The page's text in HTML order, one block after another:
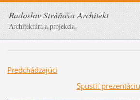
Radoslav Stráňava Architekt
Architektúra a projekcia
Predchádzajúci
Spustiť prezentáciu